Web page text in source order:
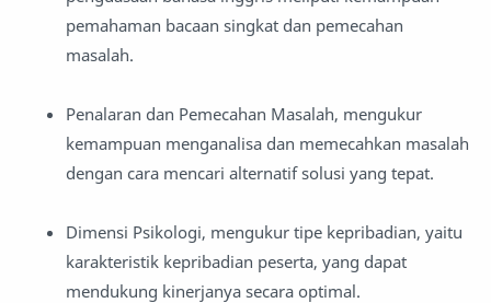
pemahaman bacaan singkat dan pemecahan
masalah.
Penalaran dan Pemecahan Masalah, mengukur
kemampuan menganalisa dan memecahkan masalah
dengan cara mencari alternatif solusi yang tepat.
Dimensi Psikologi, mengukur tipe kepribadian, yaitu
karakteristik kepribadian peserta, yang dapat
mendukung kinerjanya secara optimal.